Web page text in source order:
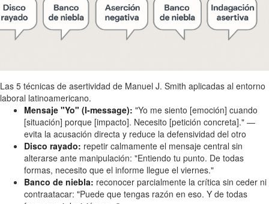
Las 5 técnicas de asertividad de Manuel J. Smith aplicadas al entorno
laboral latinoamericano.
Mensaje "Yo" (I-message): "Yo me siento [emoción] cuando
[situación] porque [impacto]. Necesito [petición concreta]." —
evita la acusación directa y reduce la defensividad del otro
Disco rayado: repetir calmamente el mensaje central sin
alterarse ante manipulación: "Entiendo tu punto. De todas
formas, necesito que el informe llegue el viernes."
Banco de niebla: reconocer parcialmente la crítica sin ceder ni
contraatacar: "Puede que tengas razón en eso. Y de todas